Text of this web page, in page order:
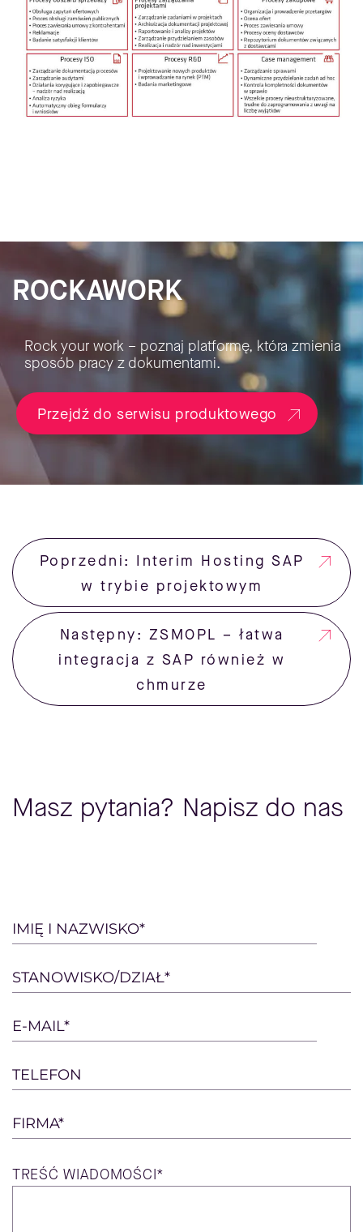
ROCKAWORK
Rock your work – poznaj platformę, która zmienia
sposób pracy z dokumentami.
Przejdź do serwisu produktowego
Poprzedni: Interim Hosting SAP
w trybie projektowym
Następny: ZSMOPL – łatwa
integracja z SAP również w
chmurze
Masz pytania? Napisz do nas
Please
this
field
empty.
IMIĘ I NAZWISKO*
STANOWISKO/DZIAŁ*
E-MAIL*
TELEFON
FIRMA*
TREŚĆ WIADOMOŚCI*